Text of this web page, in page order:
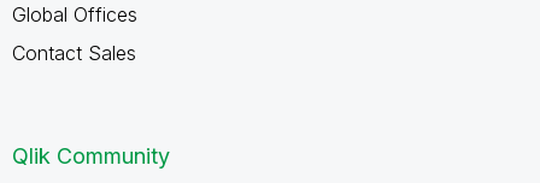
Global Offices
Contact Sales
Qlik Community